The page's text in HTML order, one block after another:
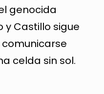
genocida
y Castillo sigue
celda sin sol.